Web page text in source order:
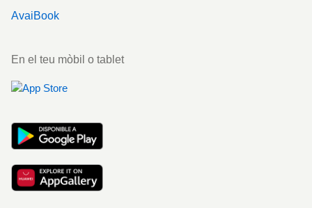
AvaiBook
En el teu mòbil o tablet